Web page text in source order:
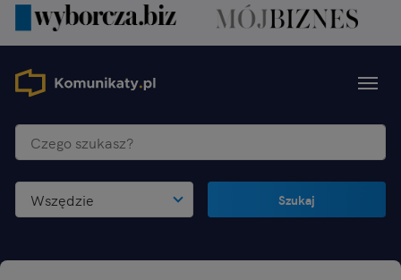
Wszędzie Szukaj